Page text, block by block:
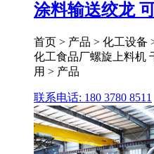
涂料输送绞龙
首页 > 产品 > 化工设备
化工食品厂螺旋上料机
用 > 产品
联系电话: 180 3780 8511